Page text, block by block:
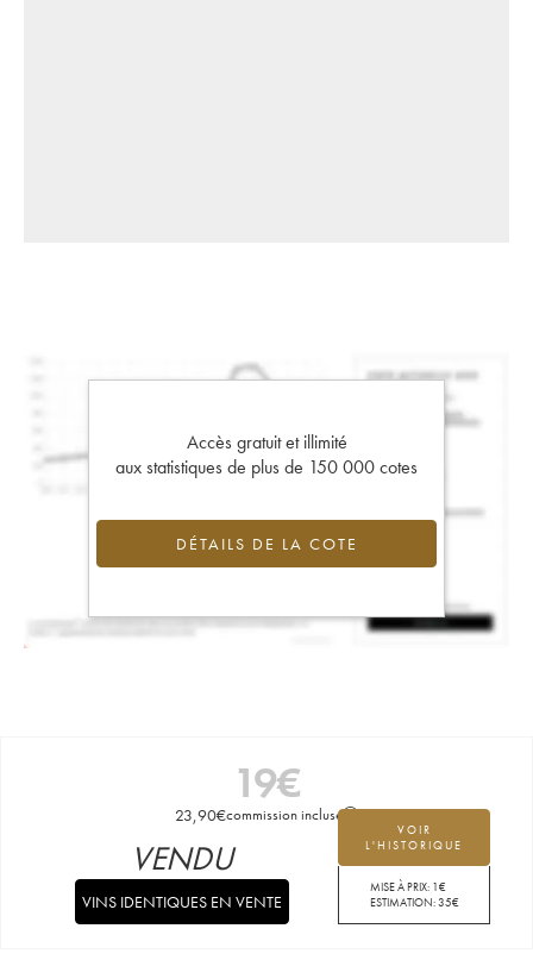
Accès gratuit et illimité
aux statistiques de plus de 150 000 cotes
DÉTAILS DE LA COTE
19€
23,90€commission incluse
VOIR
L'HISTORIQUE
MISE À PRIX: 1€
ESTIMATION:35€
VENDU
VINS IDENTIQUES EN VENTE